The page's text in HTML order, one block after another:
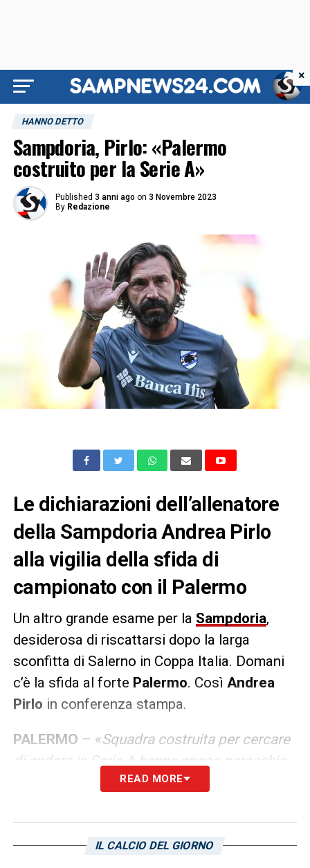
HANNO DETTO
Sampdoria, Pirlo: «Palermo
costruito per la Serie A»
Published 3 anni ago on 3 Novembre 2023
By Redazione
Le dichiarazioni dell’allenatore
della Sampdoria Andrea Pirlo
alla vigilia della sfida di
campionato con il Palermo
Un altro grande esame per la Sampdoria,
desiderosa di riscattarsi dopo la larga
sconfitta di Salerno in Coppa Italia. Domani
c’è la sfida al forte Palermo. Così Andrea
Pirlo in conferenza stampa.
PALERMO – «Squadra costruita per cercare
di andare in Serie A hanno speso parecchio
quest’estate con l’obiettivo di salire. Sono
paura andremo a giocarci la nostra partita
perché comunque anche noi siamo una
READ MORE
IL CALCIO DEL GIORNO
×